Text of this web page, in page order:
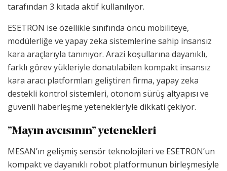
tarafından 3 kıtada aktif kullanılıyor.
ESETRON ise özellikle sınıfında öncü mobiliteye,
modülerliğe ve yapay zeka sistemlerine sahip insansız
kara araçlarıyla tanınıyor. Arazi koşullarına dayanıklı,
farklı görev yükleriyle donatılabilen kompakt insansız
kara aracı platformları geliştiren firma, yapay zeka
destekli kontrol sistemleri, otonom sürüş altyapısı ve
güvenli haberleşme yetenekleriyle dikkati çekiyor.
⁠”Mayın avcısının” yetenekleri
MESAN’ın gelişmiş sensör teknolojileri ve ESETRON’un
kompakt ve dayanıklı robot platformunun birleşmesiyle